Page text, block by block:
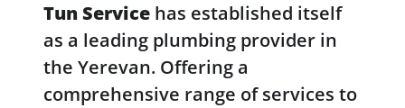
Tun Service has established itself
as a leading plumbing provider in
the Yerevan. Offering a
comprehensive range of services to